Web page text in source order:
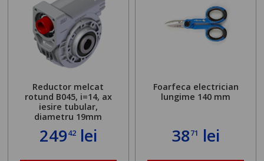
Reductor melcat
rotund B045, i=14, ax
iesire tubular,
diametru 19mm
24942lei
Foarfeca electrician
lungime 140 mm
3871 lei